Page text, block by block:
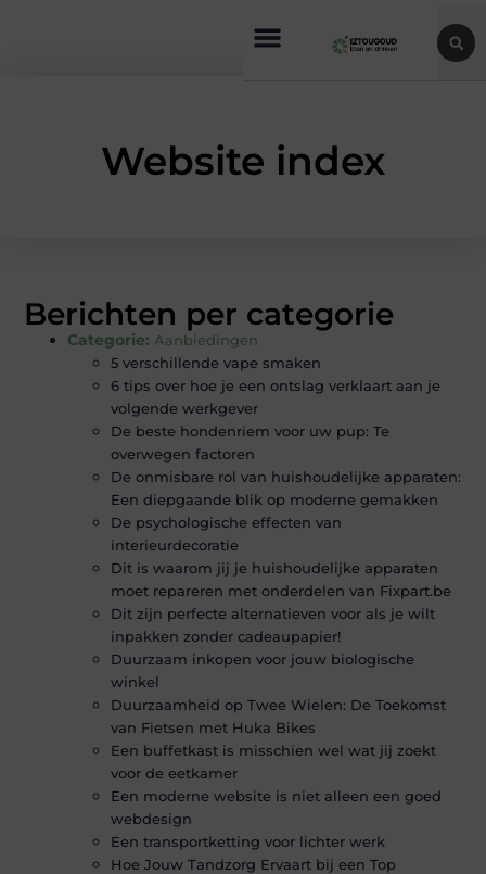
Website index
Berichten per categorie
Categorie: Aanbiedingen
5 verschillende vape smaken
6 tips over hoe je een ontslag verklaart aan je
volgende werkgever
De beste hondenriem voor uw pup: Te
overwegen factoren
De onmisbare rol van huishoudelijke apparaten:
Een diepgaande blik op moderne gemakken
De psychologische effecten van
interieurdecoratie
Dit is waarom jij je huishoudelijke apparaten
moet repareren met onderdelen van Fixpart.be
Dit zijn perfecte alternatieven voor als je wilt
inpakken zonder cadeaupapier!
Duurzaam inkopen voor jouw biologische
winkel
Duurzaamheid op Twee Wielen: De Toekomst
van Fietsen met Huka Bikes
Een buffetkast is misschien wel wat jij zoekt
voor de eetkamer
Een moderne website is niet alleen een goed
webdesign
Een transportketting voor lichter werk
Hoe Jouw Tandzorg Ervaart bij een Top